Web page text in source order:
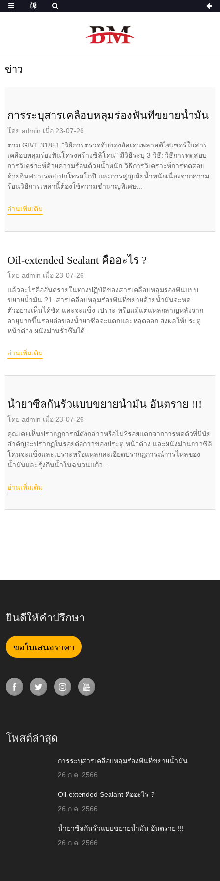
ข่าว
การระบุสารเคลือบหลุมร่องฟันที่ขยายน้ำมัน
โดย admin เมื่อ 23-07-26
ตาม GB/T 31851 "วิธีการตรวจจับของอัลเคนพลาสติไซเซอร์ในสาร
เคลือบหลุมร่องฟันโครงสร้างซิลิโคน" มีวิธีระบุ 3 วิธี: วิธีการทดสอบ
การวิเคราะห์ด้วยความร้อนด้วยน้ำหนัก วิธีการวิเคราะห์การทดสอบ
ด้วยอินฟราเรดสเปกโทรสโกปี และการสูญเสียน้ำหนักเนื่องจากความ
ร้อนวิธีการเหล่านี้ต้องใช้ความชำนาญพิเศษ...
อ่านเพิ่มเติม
Oil-extended Sealant คืออะไร ?
โดย admin เมื่อ 23-07-26
แล้วอะไรคืออันตรายในทางปฏิบัติของสารเคลือบหลุมร่องฟันแบบ
ขยายน้ำมัน ?1. สารเคลือบหลุมร่องฟันที่ขยายด้วยน้ำมันจะหด
ตัวอย่างเห็นได้ชัด และจะแข็ง เปราะ หรือแม้แต่แหลกลาญหลังจาก
อายุมากขึ้นรอยต่อของน้ำยาซีลจะแตกและหลุดออก ส่งผลให้ประตู
หน้าต่าง ผนังม่านรั่วซึมได้...
อ่านเพิ่มเติม
น้ำยาซีลกันรั่วแบบขยายน้ำมัน อันตราย !!!
โดย admin เมื่อ 23-07-26
คุณเคยเห็นปรากฏการณ์ดังกล่าวหรือไม่?รอยแตกจากการหดตัวที่มีนัย
สำคัญจะปรากฏในรอยต่อกาวของประตู หน้าต่าง และผนังม่านกาวซิลิ
โคนจะแข็งและเปราะหรือแหลกละเอียดปรากฎการณ์การไหลของ
น้ำมันและรุ้งกินน้ำในฉนวนแก้ว...
อ่านเพิ่มเติม
ยินดีให้คำปรึกษา
ขอใบเสนอราคา
โพสต์ล่าสุด
การระบุสารเคลือบหลุมร่องฟันที่ขยายน้ำมัน
26 ก.ค. 2566
Oil-extended Sealant คืออะไร ?
26 ก.ค. 2566
น้ำยาซีลกันรั่วแบบขยายน้ำมัน อันตราย !!!
26 ก.ค. 2566